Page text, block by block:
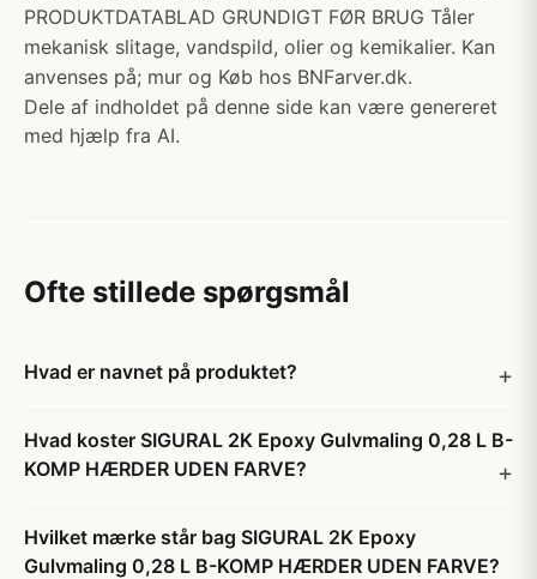
PRODUKTDATABLAD GRUNDIGT FØR BRUG Tåler
mekanisk slitage, vandspild, olier og kemikalier. Kan
anvenses på; mur og Køb hos BNFarver.dk.
Dele af indholdet på denne side kan være genereret
med hjælp fra AI.
Ofte stillede spørgsmål
Hvad er navnet på produktet?
Hvad koster SIGURAL 2K Epoxy Gulvmaling 0,28 L B-
KOMP HÆRDER UDEN FARVE?
Hvilket mærke står bag SIGURAL 2K Epoxy
Gulvmaling 0,28 L B-KOMP HÆRDER UDEN FARVE?